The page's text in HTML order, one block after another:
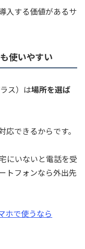
入する価値があるサ
使いやすい
ス）は場所を選ば
できるからです。
にいないと電話を受
トフォンなら外出先
ホで使うなら